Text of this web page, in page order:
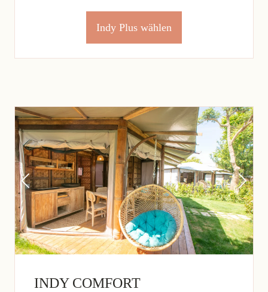
Indy Plus wählen
INDY COMFORT